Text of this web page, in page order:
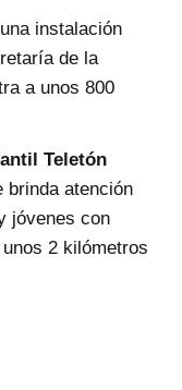
instalación
de la
a unos 800
Teletón
brinda atención
jóvenes con
2 kilómetros